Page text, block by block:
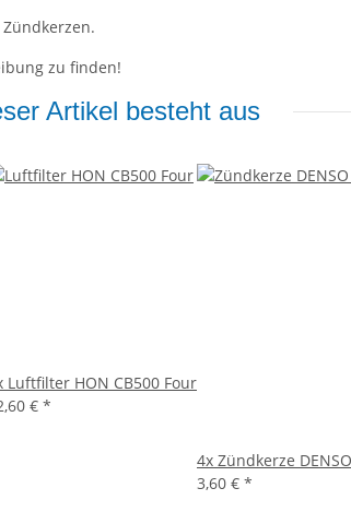
zu finden!
Artikel besteht aus
Luftfilter HON CB500 Four
€ *
4x Zündkerze
3,60 € *